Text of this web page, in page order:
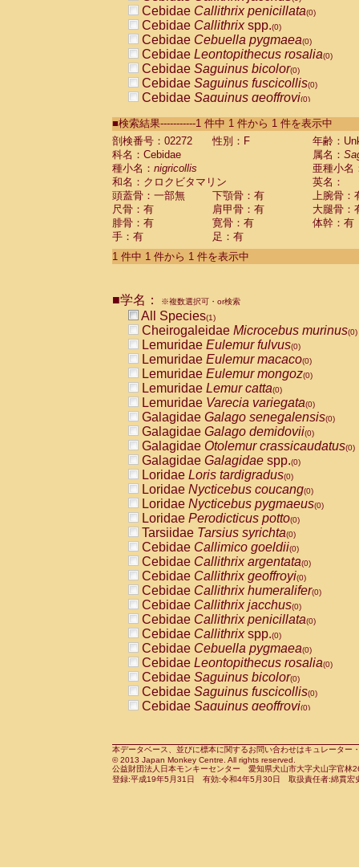
Cebidae Callithrix penicillata(0)
Cebidae Callithrixspp.(0)
Cebidae Cebuella pygmaea(0)
Cebidae Leontopithecus rosalia(0)
Cebidae Saguinus bicolor(0)
Cebidae Saguinus fuscicollis(0)
Cebidae Saguinus geoffroyi(0)
CebidaeSaguinus labiatus(0)
Cebidae Saguinus leucopus (0)
Cebidae
CebidaeSaguinus mystax
CebidaeSaguinus nigricollis (1)
Cebidae Saguinus oedipus
Cebidae Saguinus weddelli
Cebidae Saguinusspp.
Cebidae Aotus trivirgatus
Cebidae Cebus albifrons
CebidaeCebus nigrivittatus
CebidaeCebus
CebidaeSaimiri boliviensis(0)
CebidaeSaimiri sciureus(0)
AtelidaeAlouatta caraya(0)
AtelidaeAlouatta fusca(0)
AtelidaeAlouatta seniculus
AtelidaeAlouattaspp.(0)
AtelidaeAteles belzebuth(0)
AtelidaeAteles geoffroyi(0)
AtelidaeAteles paniscus(0)
AtelidaeAtelesspp.(0)
Atelidae Lagothrix lagothricha
AtelidaeLagothrix lagothricha cana
PitheciidaeCacajao calvus
PitheciidaeCallicebus cupreus
PitheciidaeCallicebus donacophilus
PitheciidaeCallicebus moloch
PitheciidaeCallicebus torquatus
PitheciidaeCallicebusspp.(0)
PitheciidaeChiropotes satanas(0)
PitheciidaePithecia monachus
PitheciidaePithecia pithecia(0)
CercopithecidaeCercocebus agilis
CercopithecidaeCercocebus
CercopithecidaeCercocebus
CercopithecidaeCercocebus
CercopithecidaeCercocebus
CercopithecidaeCercocebushybrid
CercopithecidaePapio anubis(0)
CercopithecidaePapio cynocephalus
CercopithecidaePapio hamadryas(0)
■検索結果-----------1 件中 1 件から 1 件を表示中
剖検番号：02272
性別：F
年齢：
科名：Cebidae
属名：
種小名： nigricollis
亜種小名
和名：クロクビタマリン
英名：
頭蓋骨：一部無
下顎骨：有
上腕骨：
尺骨：有
肩甲骨：有
大腿骨：
腓骨：有
寛骨：有
体幹：有
手：有
足：有
1 件中 1 件から 1 件を表示中
■学名： ※複数選択可・or検索
All Species(1)
Cheirogaleidae Microcebus murinus(0)
Lemuridae Eulemur fulvus(0)
Lemuridae Eulemur macaco(0)
Lemuridae Eulemur mongoz(0)
Lemuridae Lemur catta(0)
Lemuridae Varecia variegata(0)
Galagidae Galago senegalensis(0)
Galagidae Galago demidovii(0)
Galagidae Otolemur crassicaudatus(0)
Galagidae Galagidae spp.(0)
Loridae Loris tardigradus(0)
Loridae Nycticebus coucang(0)
Loridae Nycticebus pygmaeus(0)
Loridae Perodicticus potto(0)
Tarsiidae Tarsius syrichta(0)
Cebidae Callimico goeldii(0)
Cebidae Callithrix argentata(0)
Cebidae Callithrix geoffroyi(0)
Cebidae Callithrix humeralifer(0)
Cebidae Callithrix jacchus(0)
Cebidae Callithrix penicillata(0)
Cebidae Callithrixspp.(0)
Cebidae Cebuella pygmaea(0)
Cebidae Leontopithecus rosalia(0)
Cebidae Saguinus bicolor(0)
Cebidae Saguinus fuscicollis(0)
Cebidae Saguinus geoffroyi(0)
CebidaeSaguinus leucopus(0)
CebidaeSaguinus midas(0)
Cebidae Saguinus mystax(0)
本データベース、並びに標本に関するお問い合わせはキュレータ
© 2013 Japan Monkey Centre. All rights reserved.
公益財団法人日本モンキーセンター 愛知県犬山市大字犬山字官
登録:平成19年5月31日 有効:令和4年5月30日 取扱責任者:綿貫宏